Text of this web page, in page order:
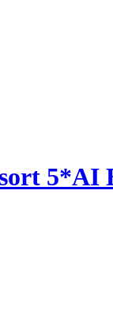
5*AI